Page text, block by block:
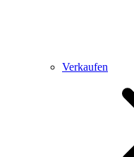
Verkaufen